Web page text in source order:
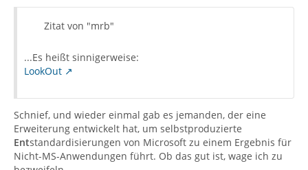
Zitat von "mrb"
...Es heißt sinnigerweise:
LookOut
Schnief, und wieder einmal gab es jemanden, der eine
Erweiterung entwickelt hat, um selbstproduzierte
Entstandardisierungen von Microsoft zu einem Ergebnis für
Nicht-MS-Anwendungen führt. Ob das gut ist, wage ich zu